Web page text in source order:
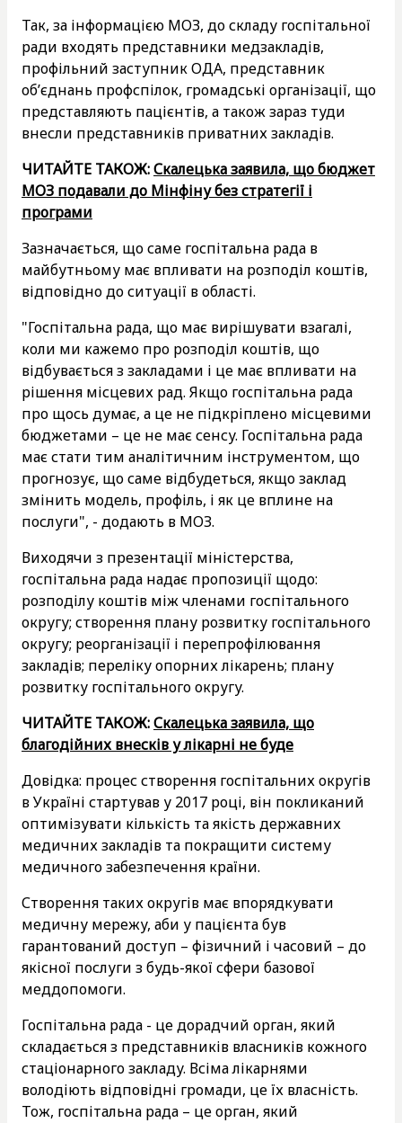
Так, за інформацією МОЗ, до складу госпітальної
ради входять представники медзакладів,
профільний заступник ОДА, представник
об’єднань профспілок, громадські організації, що
представляють пацієнтів, а також зараз туди
внесли представників приватних закладів.
ЧИТАЙТЕ ТАКОЖ:Скалецька заявила, що бюджет
МОЗ подавали до Мінфіну без стратегії і
програми
Зазначається, що саме госпітальна рада в
майбутньому має впливати на розподіл коштів,
відповідно до ситуації в області.
"Госпітальна рада, що має вирішувати взагалі,
коли ми кажемо про розподіл коштів, що
відбувається з закладами і це має впливати на
рішення місцевих рад. Якщо госпітальна рада
про щось думає, а це не підкріплено місцевими
бюджетами – це не має сенсу. Госпітальна рада
має стати тим аналітичним інструментом, що
прогнозує, що саме відбудеться, якщо заклад
змінить модель, профіль, і як це вплине на
послуги", - додають в МОЗ.
Виходячи з презентації міністерства,
госпітальна рада надає пропозиції щодо:
розподілу коштів між членами госпітального
округу; створення плану розвитку госпітального
округу; реорганізації і перепрофілювання
закладів; переліку опорних лікарень; плану
розвитку госпітального округу.
ЧИТАЙТЕ ТАКОЖ:Скалецька заявила, що
благодійних внесків у лікарні не буде
Довідка: процес створення госпітальних округів
в Україні стартував у 2017 році, він покликаний
оптимізувати кількість та якість державних
медичних закладів та покращити систему
медичного забезпечення країни.
Створення таких округів має впорядкувати
медичну мережу, аби у пацієнта був
гарантований доступ – фізичний і часовий – до
якісної послуги з будь-якої сфери базової
меддопомоги.
Госпітальна рада - це дорадчий орган, який
складається з представників власників кожного
стаціонарного закладу. Всіма лікарнями
володіють відповідні громади, це їх власність.
Тож, госпітальна рада – це орган, який